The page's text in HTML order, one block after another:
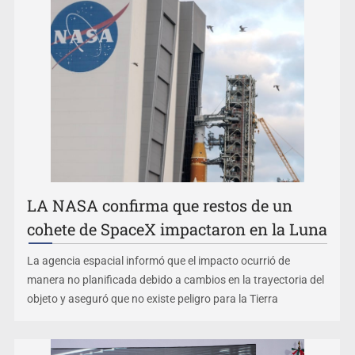
Belinda se corona como la más bella de 2026 en People
LA NASA confirma que restos de un
cohete de SpaceX impactaron en la Luna
La agencia espacial informó que el impacto ocurrió de
manera no planificada debido a cambios en la trayectoria del
objeto y aseguró que no existe peligro para la Tierra